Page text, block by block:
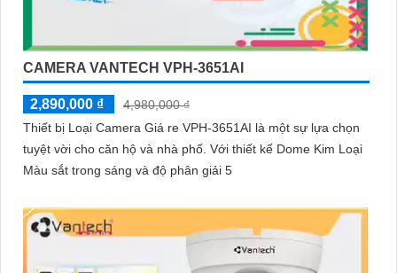
CAMERA VANTECH VPH-3651AI
2,890,000 ₫
4,980,000 ₫
Thiết bị Loại Camera Giá re VPH-3651AI là một sự lựa chọn
tuyệt vời cho căn hộ và nhà phố. Với thiết kế Dome Kim Loại
Màu sắt trong sáng và độ phân giải 5